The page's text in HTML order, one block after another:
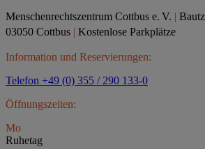
Menschenrechtszentrum Cottbus e. V. |
03050 Cottbus | Kostenlose Parkplätze
Information und Reservierungen:
Telefon +49 (0) 355 / 290 133-0
Öffnungszeiten:
Mo
Ruhetag